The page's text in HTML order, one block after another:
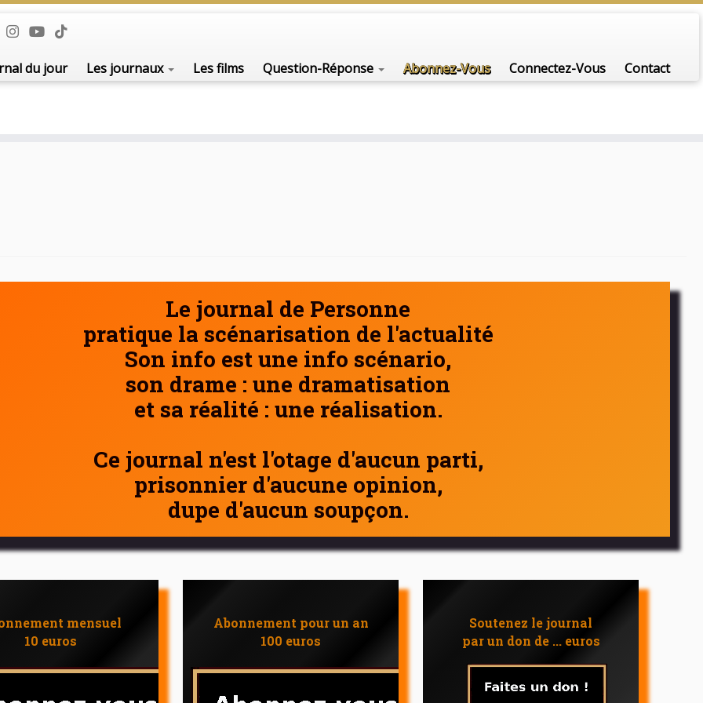
du jour Les journaux Les films Question-Réponse Abonnez-Vous Connectez-Vous Contact
Le journal de Personne
pratique la scénarisation de l'actualité
Son info est une info scénario,
son drame : une dramatisation
et sa réalité : une réalisation.
Ce journal n'est l'otage d'aucun parti,
prisonnier d'aucune opinion,
dupe d'aucun soupçon.
mensuel
10 euros
Abonnement pour un an
100 euros
Soutenez le journal
par un don de ... euros